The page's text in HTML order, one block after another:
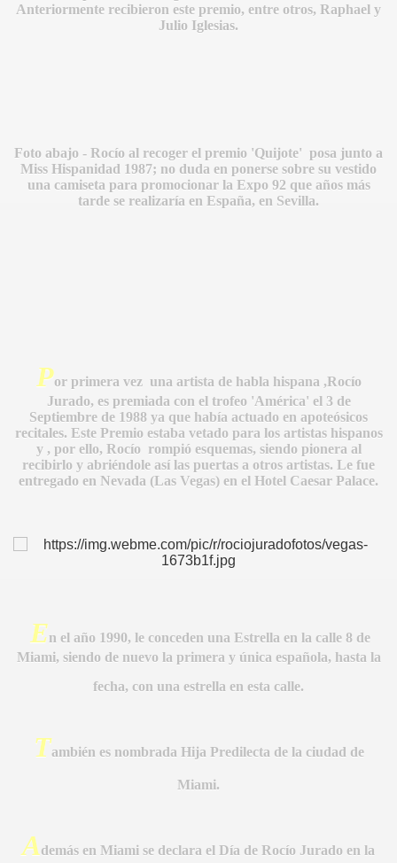
Anteriormente recibieron este premio, entre otros, Raphael y
Julio Iglesias.
Foto abajo - Rocío al recoger el premio 'Quijote' posa junto a
Miss Hispanidad 1987; no duda en ponerse sobre su vestido
una camiseta para promocionar la Expo 92 que años más
tarde se realizaría en España, en Sevilla.
Por primera vez una artista de habla hispana ,Rocío
Jurado, es premiada con el trofeo 'América' el 3 de
Septiembre de 1988 ya que había actuado en apoteósicos
recitales. Este Premio estaba vetado para los artistas hispanos
y , por ello, Rocío rompió esquemas, siendo pionera al
recibirlo y abriéndole así las puertas a otros artistas. Le fue
entregado en Nevada (Las Vegas) en el Hotel Caesar Palace.
En el año 1990, le conceden una Estrella en la calle 8 de
Miami, siendo de nuevo la primera y única española, hasta la
fecha, con una estrella en esta calle.
También es nombrada Hija Predilecta de la ciudad de
Miami.
Además en Miami se declara el Día de Rocío Jurado en la